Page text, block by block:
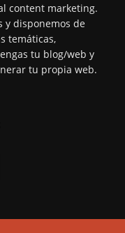
content marketing.
y disponemos de
temáticas,
tu blog/web y
tu propia web.